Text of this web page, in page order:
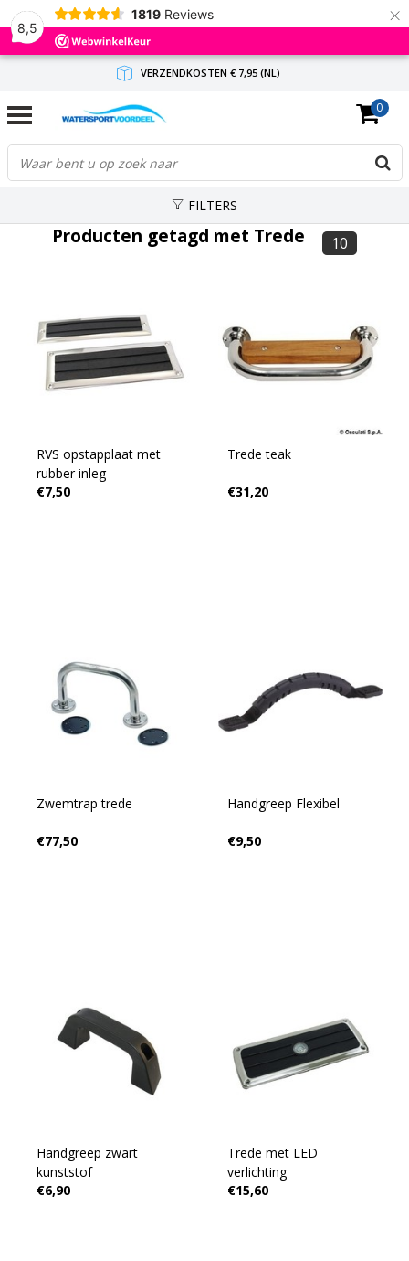
8,5
1819 Reviews ×
VERZENDKOSTEN € 7,95 (NL)
GRATIS VERZENDING(NL) VANAF € 65,-
BINNEN 1-3 WERKDAGEN ANTWOORD
0
FILTERS
Producten getagd met Trede 10
RVS opstapplaat met
rubber inleg
€7,50
Trede teak
€31,20
Zwemtrap trede
€77,50
Handgreep Flexibel
€9,50
Handgreep zwart
kunststof
€6,90
Trede met LED
verlichting
€15,60